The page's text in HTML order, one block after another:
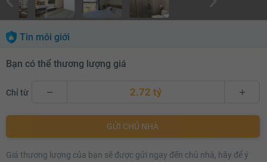
Tin môi giới
Bạn có thể thương lượng giá
Chỉ từ 2.72 tỷ
2.76 tỷ
GỬI CHỦ NHÀ
Giá thương lượng của bạn sẽ được gửi ngay đến chủ nhà, hãy để ý